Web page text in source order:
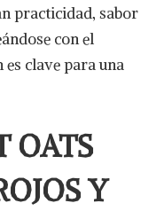
practicidad, sabor
con el
es clave para una
OATS
Y